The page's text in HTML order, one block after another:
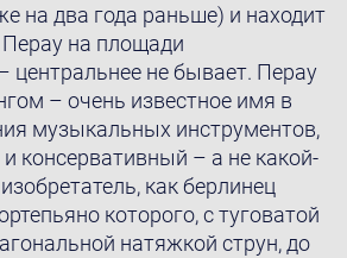
на два года раньше) и находит
Перау на площади
центральнее не бывает. Перау
– очень известное имя в
музыкальных инструментов,
консервативный – а не какой-
как берлинец
которого, с туговатой
натяжкой струн, до